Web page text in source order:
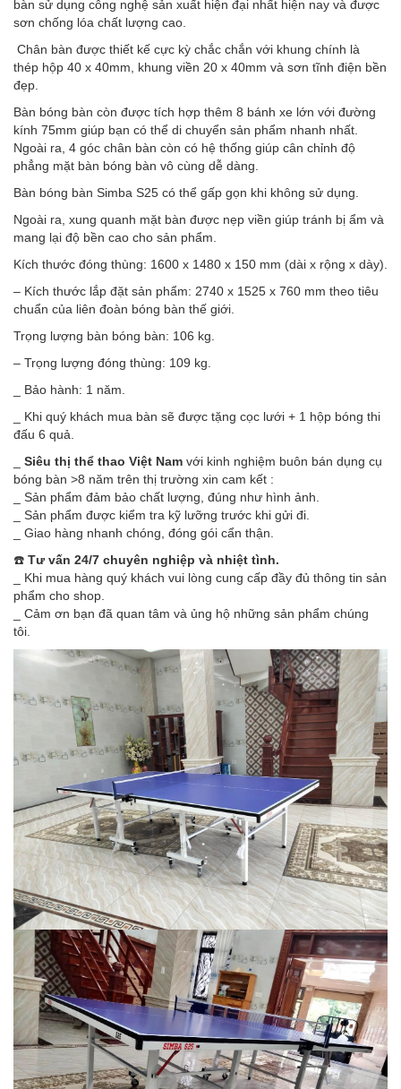
bàn sử dụng công nghệ sản xuất hiện đại nhất hiện nay và được
sơn chống lóa chất lượng cao.
Chân bàn được thiết kế cực kỳ chắc chắn với khung chính là
thép hộp 40 x 40mm, khung viền 20 x 40mm và sơn tĩnh điện bền
đẹp.
Bàn bóng bàn còn được tích hợp thêm 8 bánh xe lớn với đường
kính 75mm giúp bạn có thể di chuyển sản phẩm nhanh nhất.
Ngoài ra, 4 góc chân bàn còn có hệ thống giúp cân chỉnh độ
phẳng mặt bàn bóng bàn vô cùng dễ dàng.
Bàn bóng bàn Simba S25 có thể gấp gọn khi không sử dụng.
Ngoài ra, xung quanh mặt bàn được nẹp viền giúp tránh bị ẩm và
mang lại độ bền cao cho sản phẩm.
Kích thước đóng thùng: 1600 x 1480 x 150 mm (dài x rộng x dày).
– Kích thước lắp đặt sản phẩm: 2740 x 1525 x 760 mm theo tiêu
chuẩn của liên đoàn bóng bàn thế giới.
Trọng lượng bàn bóng bàn: 106 kg.
– Trọng lượng đóng thùng: 109 kg.
_ Bảo hành: 1 năm.
_ Khi quý khách mua bàn sẽ được tặng cọc lưới + 1 hộp bóng thi
đấu 6 quả.
Siêu thị thể thao Việt Nam với kinh nghiệm buôn bán dụng cụ
bóng bàn >8 năm trên thị trường xin cam kết :
_ Sản phẩm đảm bảo chất lượng, đúng như hình ảnh.
_ Sản phẩm được kiểm tra kỹ lưỡng trước khi gửi đi.
_ Giao hàng nhanh chóng, đóng gói cẩn thận.
☎️ Tư vấn 24/7 chuyên nghiệp và nhiệt tình.
_ Khi mua hàng quý khách vui lòng cung cấp đầy đủ thông tin sản
phẩm cho shop.
_ Cảm ơn bạn đã quan tâm và ủng hộ những sản phẩm chúng
tôi.